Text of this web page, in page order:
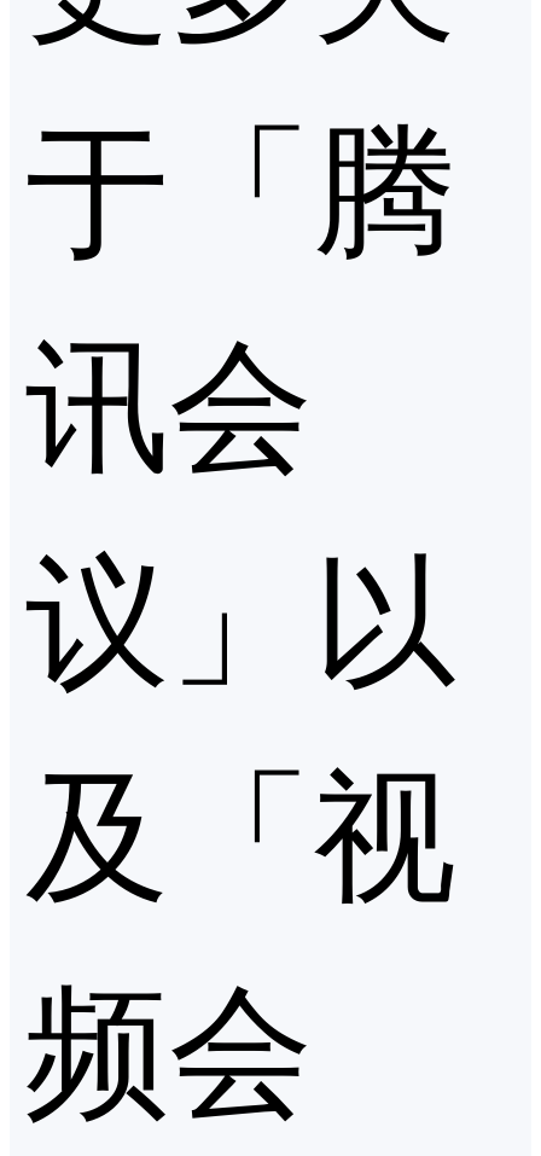
于「腾
讯会
议」以
及「视
频会